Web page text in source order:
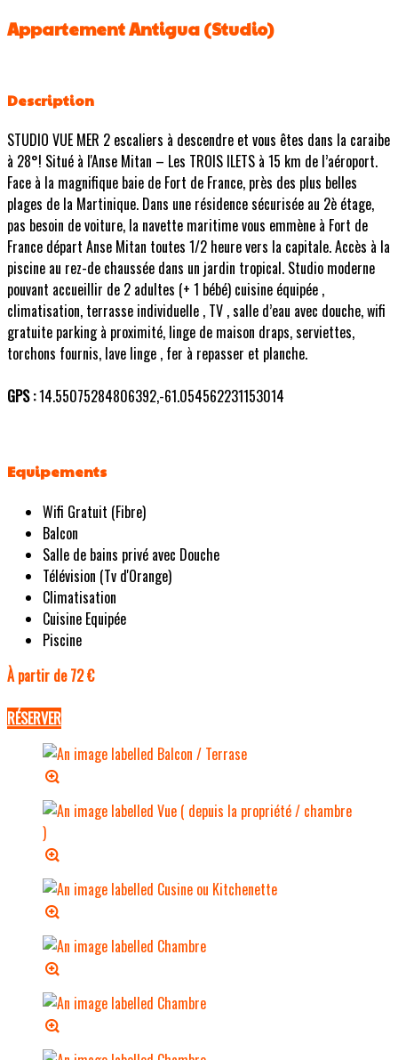
Appartement Antigua (Studio)
Description
STUDIO VUE MER 2 escaliers à descendre et vous êtes dans la caraibe
à 28°! Situé à l'Anse Mitan – Les TROIS ILETS à 15 km de l’aéroport.
Face à la magnifique baie de Fort de France, près des plus belles
plages de la Martinique. Dans une résidence sécurisée au 2è étage,
pas besoin de voiture, la navette maritime vous emmène à Fort de
France départ Anse Mitan toutes 1/2 heure vers la capitale. Accès à la
piscine au rez-de chaussée dans un jardin tropical. Studio moderne
pouvant accueillir de 2 adultes (+ 1 bébé) cuisine équipée ,
climatisation, terrasse individuelle , TV , salle d’eau avec douche, wifi
gratuite parking à proximité, linge de maison draps, serviettes,
torchons fournis, lave linge , fer à repasser et planche.
GPS :14.55075284806392,-61.054562231153014
Equipements
Wifi Gratuit (Fibre)
Balcon
Salle de bains privé avec Douche
Télévision (Tv d'Orange)
Climatisation
Cuisine Equipée
Piscine
À partir de 72 €
RÉSERVER